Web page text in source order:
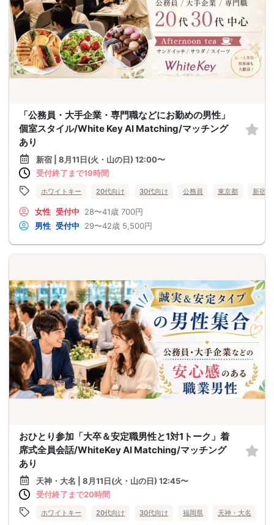
「公務員・大手企業・専門職などにお勤めの男性」
個室スタイル/White Key AI Matching/マッチング
あり
新宿 | 8月11日(火・山の日) 12:00〜
受付終了まで19時間
ホワイトキー 20代向け 30代向け 公務員 東京都 新宿
女性 受付中 28〜41歳 700円
男性 受付中 29〜42歳 5,500円
おひとり参加「大卒＆安定職男性と1対1トーク」着
席式全員会話/WhiteKey AI Matching/マッチング
あり
天神・大名 | 8月11日(火・山の日) 12:45〜
受付終了まで20時間
ホワイトキー 20代向け 30代向け 福岡県 天神・大名